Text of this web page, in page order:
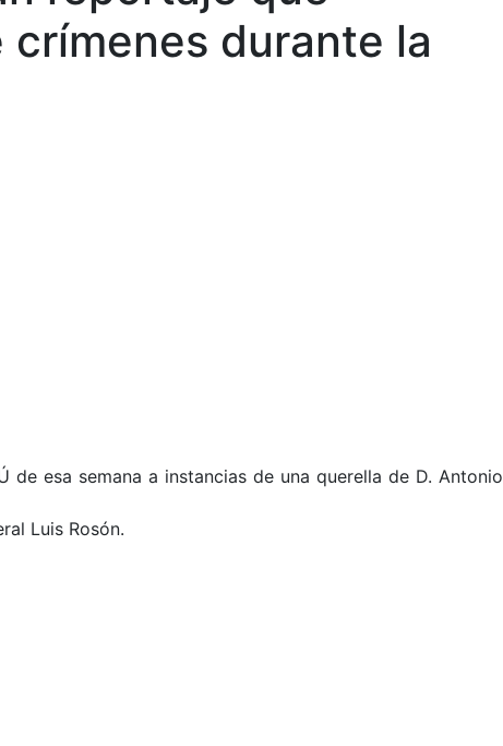
crímenes durante la
esa semana a instancias de una querella de D. Antonio
Luis Rosón.